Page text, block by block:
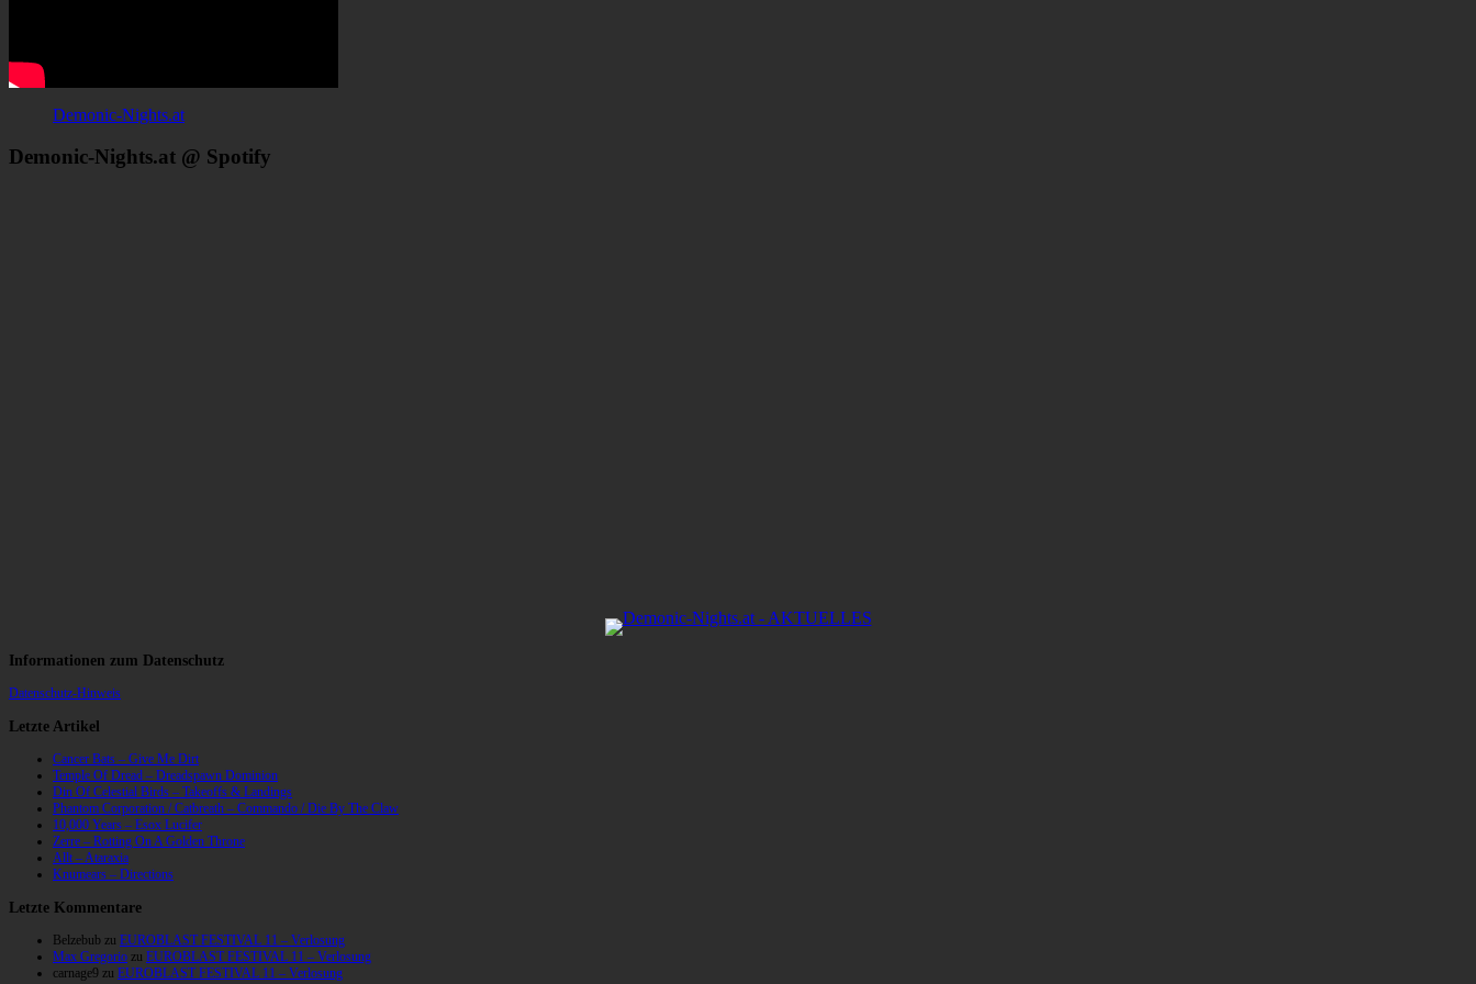
Demonic-Nights.at
Demonic-Nights.at @ Spotify
Informationen zum Datenschutz
Datenschutz-Hinweis
Letzte Artikel
Cancer Bats – Give Me Dirt
Temple Of Dread – Dreadspawn Dominion
Din Of Celestial Birds – Takeoffs & Landings
Phantom Corporation / Catbreath – Commando / Die By The Claw
10,000 Years – Esox Lucifer
Zerre – Rotting On A Golden Throne
Allt – Ataraxia
Knumears – Directions
Letzte Kommentare
Belzebub zu EUROBLAST FESTIVAL 11 – Verlosung
Max Gregorio zu EUROBLAST FESTIVAL 11 – Verlosung
carnage9 zu EUROBLAST FESTIVAL 11 – Verlosung